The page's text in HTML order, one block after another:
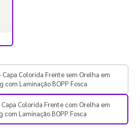
Colorida Frente sem Orelha em
com Laminação BOPP Fosca
Colorida Frente com Orelha em
com Laminação BOPP Fosca